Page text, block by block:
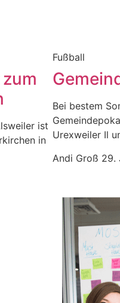
ist
in
Fußball
Bei bestem
Urexweiler Il
Andi Groß 29.